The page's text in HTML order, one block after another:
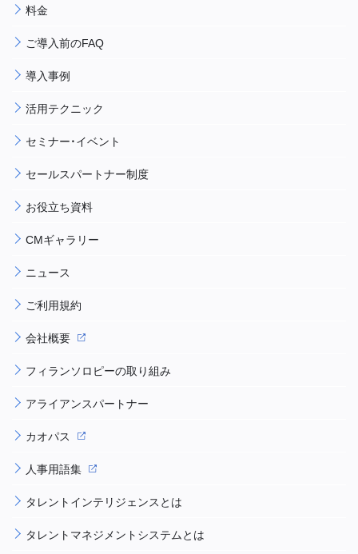
料金
ご導入前のFAQ
導入事例
活用テクニック
セミナー・イベント
セールスパートナー制度
お役立ち資料
CMギャラリー
ニュース
ご利用規約
会社概要
フィランソロピーの取り組み
アライアンスパートナー
カオパス
人事用語集
タレントインテリジェンスとは
タレントマネジメントシステムとは